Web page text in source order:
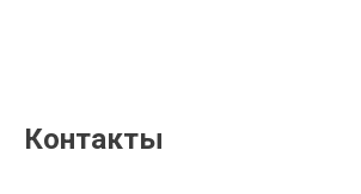
Контакты